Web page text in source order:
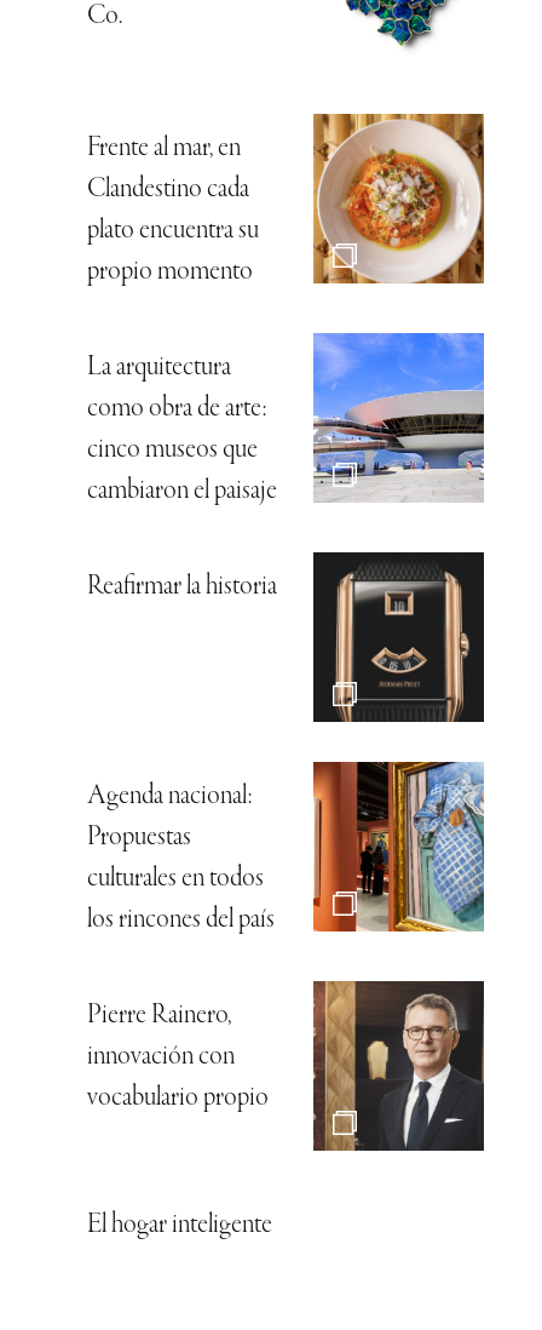
Co.
Frente al mar, en
Clandestino cada
plato encuentra su
propio momento
La arquitectura
como obra de arte:
cinco museos que
cambiaron el paisaje
Reafirmar la historia
Agenda nacional:
Propuestas
culturales en todos
los rincones del país
Pierre Rainero,
innovación con
vocabulario propio
El hogar inteligente